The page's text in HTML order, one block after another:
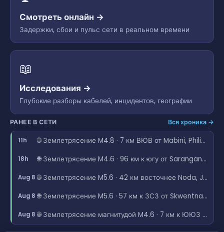
Смотреть онлайн →
Задержки, сбои и пульс сети в реальном времени
📖
Исследования →
Глубокие разборы кабелей, инцидентов, географии
РАНЕЕ В СЕТИ Вся хроника →
11h 🌐 Землетрясение M4.8 · 7 км ВЮВ от Mabini, Philippines
18h 🌐 Землетрясение M4.6 · 96 км к югу от Sarangani, Philippines
Aug 8 🌐 Землетрясение M5.6 · 42 км восточнее Noda, Japan
Aug 8 🌐 Землетрясение M5.6 · 57 км к ЗСЗ от Skwentna, Alaska
Aug 8 🌐 Землетрясение магнитудой M4.6 · 7 км к ЮЮЗ от Caburan, Philippines